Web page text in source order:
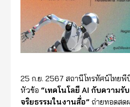
25 ก.ย. 2567 สถานีโทรทัศน์ไทยพี
หัวข้อ “เทคโนโลยีAIกับความรั
จริยธรรมในงานสื่อ”ถ่ายทอดสด